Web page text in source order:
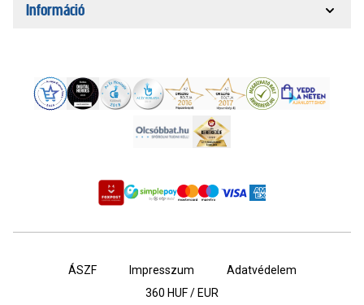
Információ
ÁSZF Impresszum
Adatvédelem
360 HUF / EUR